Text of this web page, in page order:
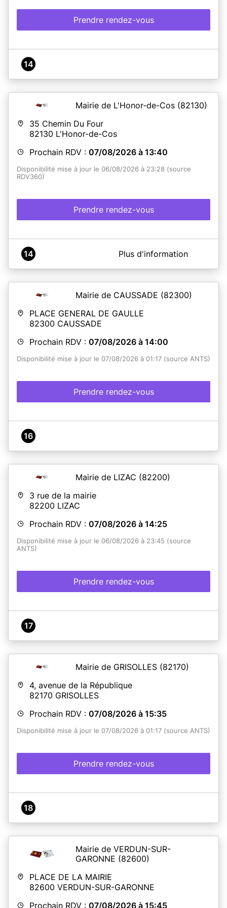
Prendre rendez-vous
14
Mairie de L'Honor-de-Cos (82130)
35 Chemin Du Four
82130 L'Honor-de-Cos
Prochain RDV : 07/08/2026 à 13:40
Disponibilité mise à jour le 06/08/2026 à 23:28 (source
RDV360)
Prendre rendez-vous
A propos de Mairie de L'HONOR-DE-COS
14 Plus d'information
Mairie de CAUSSADE (82300)
PLACE GENERAL DE GAULLE
82300 CAUSSADE
Prochain RDV : 07/08/2026 à 14:00
Disponibilité mise à jour le 07/08/2026 à 01:17 (source ANTS)
Prendre rendez-vous
16
Mairie de LIZAC (82200)
3 rue de la mairie
82200 LIZAC
Prochain RDV : 07/08/2026 à 14:25
Disponibilité mise à jour le 06/08/2026 à 23:45 (source
ANTS)
Prendre rendez-vous
17
Mairie de GRISOLLES (82170)
4, avenue de la République
82170 GRISOLLES
Prochain RDV : 07/08/2026 à 15:35
Disponibilité mise à jour le 07/08/2026 à 01:17 (source ANTS)
Prendre rendez-vous
18
Mairie de VERDUN-SUR-
GARONNE (82600)
PLACE DE LA MAIRIE
82600 VERDUN-SUR-GARONNE
Prochain RDV : 07/08/2026 à 15:45